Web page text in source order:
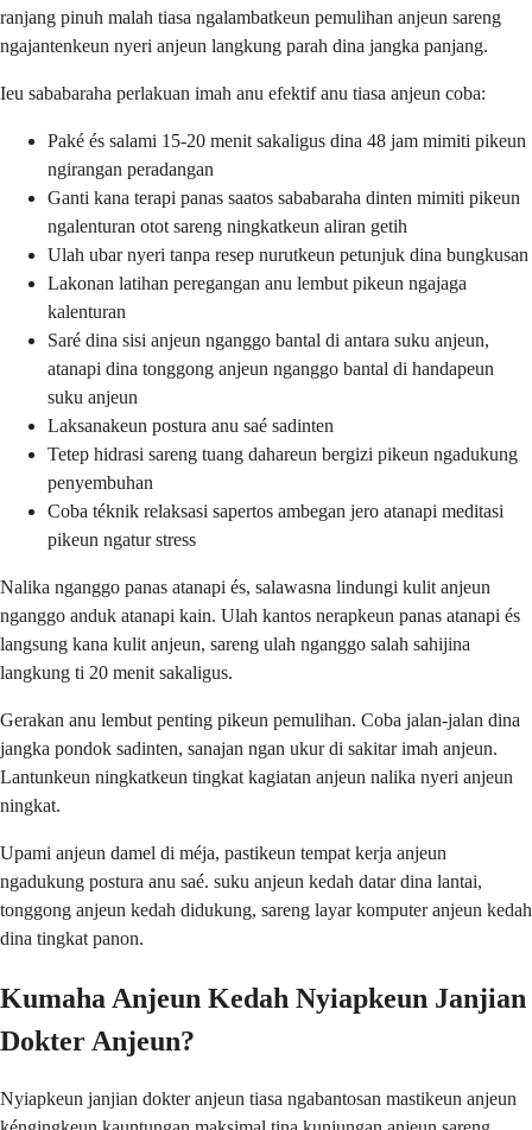
ranjang pinuh malah tiasa ngalambatkeun pemulihan anjeun sareng
ngajantenkeun nyeri anjeun langkung parah dina jangka panjang.
Ieu sababaraha perlakuan imah anu efektif anu tiasa anjeun coba:
Paké és salami 15-20 menit sakaligus dina 48 jam mimiti pikeun
ngirangan peradangan
Ganti kana terapi panas saatos sababaraha dinten mimiti pikeun
ngalenturan otot sareng ningkatkeun aliran getih
Ulah ubar nyeri tanpa resep nurutkeun petunjuk dina bungkusan
Lakonan latihan peregangan anu lembut pikeun ngajaga
kalenturan
Saré dina sisi anjeun nganggo bantal di antara suku anjeun,
atanapi dina tonggong anjeun nganggo bantal di handapeun
suku anjeun
Laksanakeun postura anu saé sadinten
Tetep hidrasi sareng tuang dahareun bergizi pikeun ngadukung
penyembuhan
Coba téknik relaksasi sapertos ambegan jero atanapi meditasi
pikeun ngatur stress
Nalika nganggo panas atanapi és, salawasna lindungi kulit anjeun
nganggo anduk atanapi kain. Ulah kantos nerapkeun panas atanapi és
langsung kana kulit anjeun, sareng ulah nganggo salah sahijina
langkung ti 20 menit sakaligus.
Gerakan anu lembut penting pikeun pemulihan. Coba jalan-jalan dina
jangka pondok sadinten, sanajan ngan ukur di sakitar imah anjeun.
Lantunkeun ningkatkeun tingkat kagiatan anjeun nalika nyeri anjeun
ningkat.
Upami anjeun damel di méja, pastikeun tempat kerja anjeun
ngadukung postura anu saé. suku anjeun kedah datar dina lantai,
tonggong anjeun kedah didukung, sareng layar komputer anjeun kedah
dina tingkat panon.
Kumaha Anjeun Kedah Nyiapkeun Janjian
Dokter Anjeun?
Nyiapkeun janjian dokter anjeun tiasa ngabantosan mastikeun anjeun